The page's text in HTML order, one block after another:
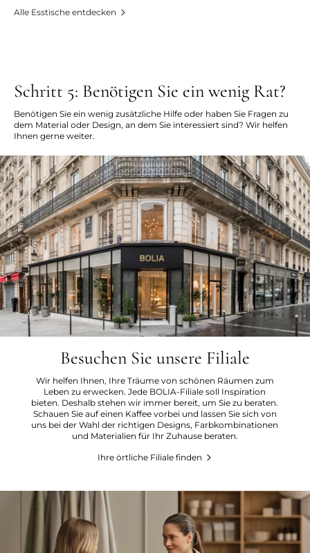
Alle Esstische entdecken
Schritt 5: Benötigen Sie ein wenig Rat?
Benötigen Sie ein wenig zusätzliche Hilfe oder haben Sie Fragen zu
dem Material oder Design, an dem Sie interessiert sind? Wir helfen
Ihnen gerne weiter.
Besuchen Sie unsere Filiale
Wir helfen Ihnen, Ihre Träume von schönen Räumen zum
Leben zu erwecken. Jede BOLIA-Filiale soll Inspiration
bieten. Deshalb stehen wir immer bereit, um Sie zu beraten.
Schauen Sie auf einen Kaffee vorbei und lassen Sie sich von
uns bei der Wahl der richtigen Designs, Farbkombinationen
und Materialien für Ihr Zuhause beraten.
Ihre örtliche Filiale finden